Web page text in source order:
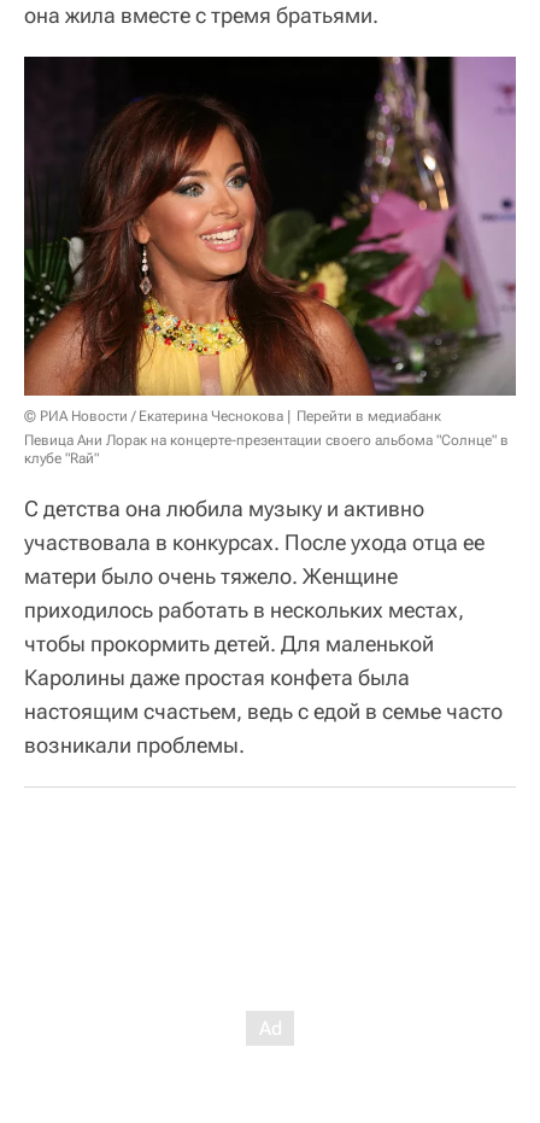
она жила вместе с тремя братьями.
© РИА Новости / Екатерина Чеснокова
Перейти в медиабанк
Певица Ани Лорак на концерте-презентации своего альбома "Солнце" в
клубе "Rай"
С детства она любила музыку и активно
участвовала в конкурсах. После ухода отца ее
матери было очень тяжело. Женщине
приходилось работать в нескольких местах,
чтобы прокормить детей. Для маленькой
Каролины даже простая конфета была
настоящим счастьем, ведь с едой в семье часто
возникали проблемы.